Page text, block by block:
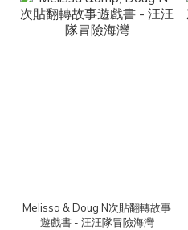
Melissa & Doug N次貼翻轉故事
遊戲書 - 汪汪隊冒險海灣